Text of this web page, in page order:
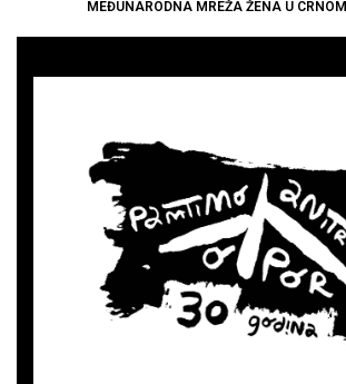
MEĐUNARODNA MREŽA ŽENA U CRNOM